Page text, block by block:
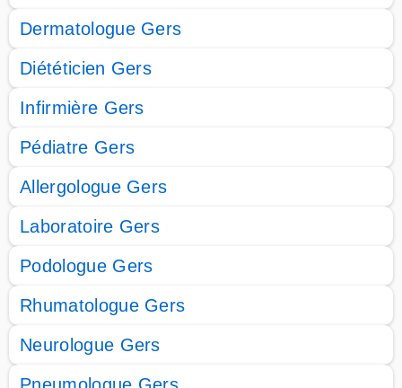
Dermatologue Gers
Diététicien Gers
Infirmière Gers
Pédiatre Gers
Allergologue Gers
Laboratoire Gers
Podologue Gers
Rhumatologue Gers
Neurologue Gers